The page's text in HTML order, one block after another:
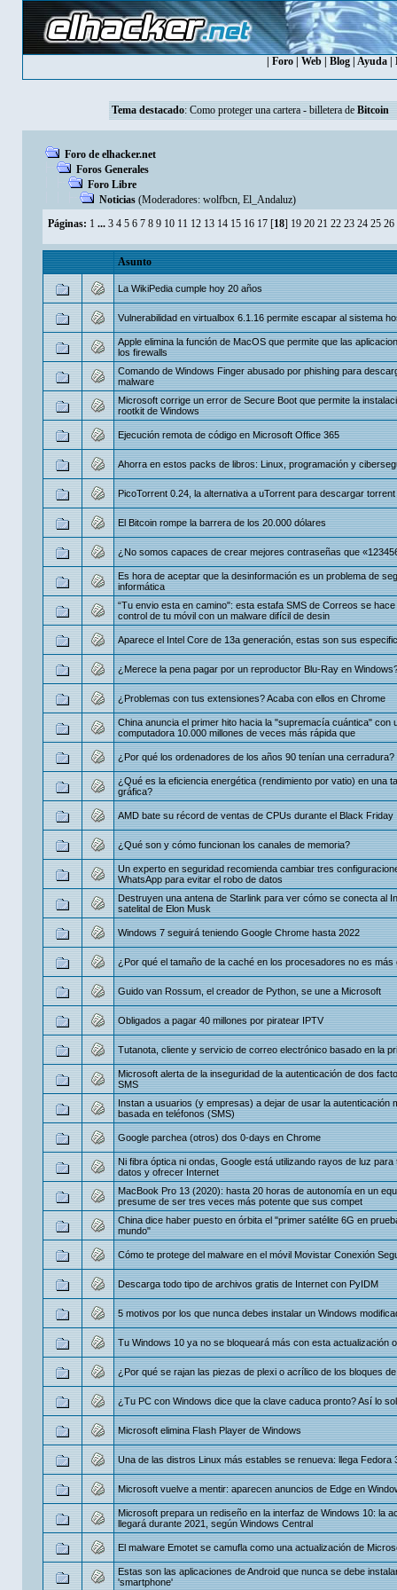
Foro Web Blog Ayuda
Tema destacado: Como proteger una cartera - billetera de Bitcoin
Foro de elhacker.net
Foros Generales
Foro Libre
Noticias (Moderadores: wolfbcn, El_Andaluz)
Páginas: 1 ... 3 4 5 6 7 8 9 10 11 12 13 14 15 16 17 [18] 19 20 21 22 23 24 25 26
Asunto
La WikiPedia cumple hoy 20 años
Vulnerabilidad en virtualbox 6.1.16 permite escapar al sistema
Apple elimina la función de MacOS que permite que las
los firewalls
Comando de Windows Finger abusado por phishing para
malware
Microsoft corrige un error de Secure Boot que permite la
rootkit de Windows
Ejecución remota de código en Microsoft Office 365
Ahorra en estos packs de libros: Linux, programación y
PicoTorrent 0.24, la alternativa a uTorrent para descargar torrent
El Bitcoin rompe la barrera de los 20.000 dólares
¿No somos capaces de crear mejores contraseñas que
Es hora de aceptar que la desinformación es un problema de
informática
“Tu envio esta en camino": esta estafa SMS de Correos se
control de tu móvil con un malware difícil de desin
Aparece el Intel Core de 13a generación, estas son sus
¿Merece la pena pagar por un reproductor Blu-Ray en
¿Problemas con tus extensiones? Acaba con ellos en Chrome
China anuncia el primer hito hacia la "supremacía cuántica" con
computadora 10.000 millones de veces más rápida que
¿Por qué los ordenadores de los años 90 tenían una cerradura?
¿Qué es la eficiencia energética (rendimiento por vatio) en una
gráfica?
AMD bate su récord de ventas de CPUs durante el Black Friday
¿Qué son y cómo funcionan los canales de memoria?
Un experto en seguridad recomienda cambiar tres
WhatsApp para evitar el robo de datos
Destruyen una antena de Starlink para ver cómo se conecta al
satelital de Elon Musk
Windows 7 seguirá teniendo Google Chrome hasta 2022
¿Por qué el tamaño de la caché en los procesadores no es más
Guido van Rossum, el creador de Python, se une a Microsoft
Obligados a pagar 40 millones por piratear IPTV
Tutanota, cliente y servicio de correo electrónico basado en la
Microsoft alerta de la inseguridad de la autenticación de dos
SMS
Instan a usuarios (y empresas) a dejar de usar la autenticación
basada en teléfonos (SMS)
Google parchea (otros) dos 0-days en Chrome
Ni fibra óptica ni ondas, Google está utilizando rayos de luz para
datos y ofrecer Internet
MacBook Pro 13 (2020): hasta 20 horas de autonomía en un
presume de ser tres veces más potente que sus compet
China dice haber puesto en órbita el "primer satélite 6G en
mundo"
Cómo te protege del malware en el móvil Movistar Conexión
Descarga todo tipo de archivos gratis de Internet con PyIDM
5 motivos por los que nunca debes instalar un Windows
Tu Windows 10 ya no se bloqueará más con esta actualización
¿Por qué se rajan las piezas de plexi o acrílico de los bloques
¿Tu PC con Windows dice que la clave caduca pronto? Así lo
Microsoft elimina Flash Player de Windows
Una de las distros Linux más estables se renueva: llega Fedora
Microsoft vuelve a mentir: aparecen anuncios de Edge en
Microsoft prepara un rediseño en la interfaz de Windows 10: la
llegará durante 2021, según Windows Central
El malware Emotet se camufla como una actualización de
Estas son las aplicaciones de Android que nunca se debe
'smartphone'